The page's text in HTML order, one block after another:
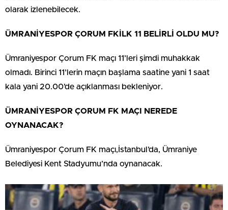
olarak izlenebilecek.
ÜMRANİYESPOR ÇORUM FKİLK 11 BELİRLİ OLDU MU?
Ümraniyespor Çorum FK maçı 11’leri şimdi muhakkak
olmadı. Birinci 11’lerin maçın başlama saatine yani 1 saat
kala yani 20.00’de açıklanması bekleniyor.
ÜMRANİYESPOR ÇORUM FK MAÇI NEREDE
OYNANACAK?
Ümraniyespor Çorum FK maçı,İstanbul’da, Ümraniye
Belediyesi Kent Stadyumu’nda oynanacak.